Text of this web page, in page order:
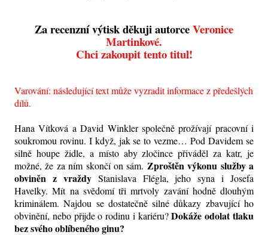
Za recenzní výtisk děkuji autorceVeronice
Martinkové.
Chci zakoupit tento titul!
Varování: následující text může vyzradit informace z předešlých
dílů.
Hana Vítková a David Winkler společně prožívají pracovní i
soukromou rovinu. I když, jak se to vezme… Pod Davidem se
silně houpe židle, a místo aby zločince přiváděl za katr, je
možné, že za ním skončí on sám. Zproštěn výkonu služby a
obviněn z vraždyStanislava Flégla, jeho syna i Josefa
Havelky. Mít na svědomí tři mrtvoly zavání hodně dlouhým
kriminálem. Najdou se dostatečně silné důkazy zbavující ho
obvinění, nebo přijde o rodinu i kariéru?Dokáže odolat tlaku
bez svého oblíbeného ginu?